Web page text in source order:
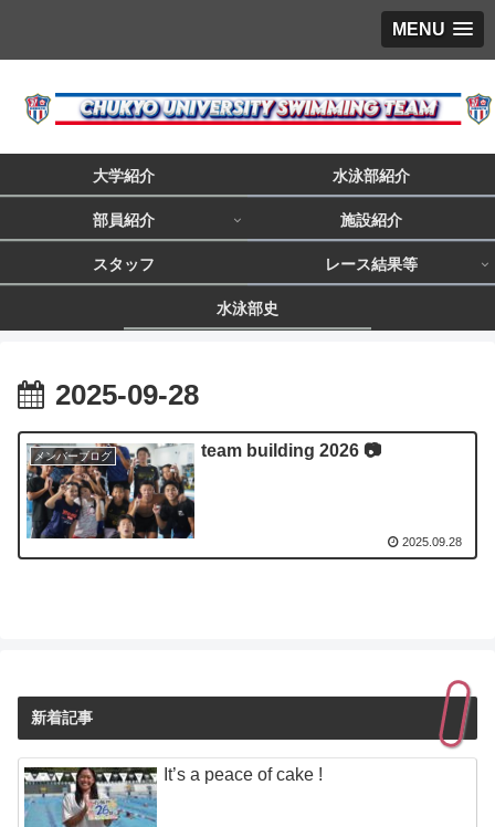
MENU
大学紹介 水泳部紹介
部員紹介 施設紹介
スタッフ レース結果等
水泳部史
2025-09-28
メンバーブログ team building 2026 📷
2025.09.28
新着記事
It’s a peace of cake !